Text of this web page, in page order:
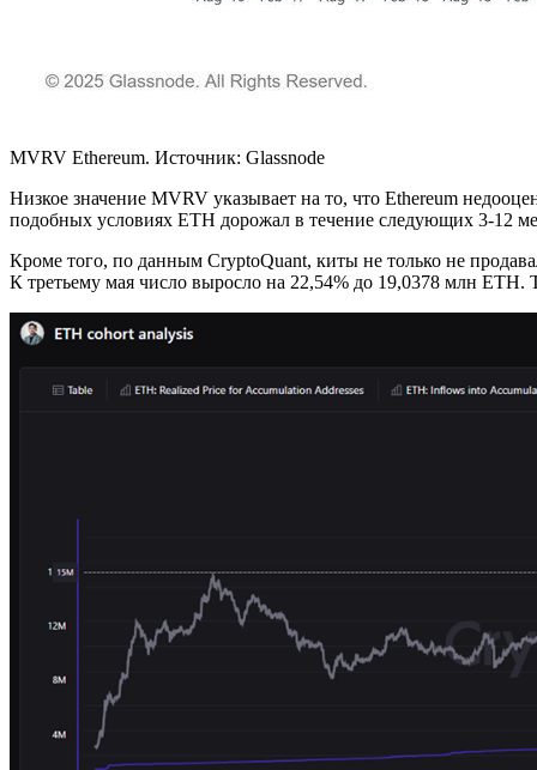
MVRV Ethereum. Источник: Glassnode
Низкое значение MVRV указывает на то, что Ethereum
подобных условиях ETH дорожал в течение следующих 3-12
Кроме того, по данным CryptoQuant, киты не только не
К третьему мая число выросло на 22,54% до 19,0378 млн ETH.